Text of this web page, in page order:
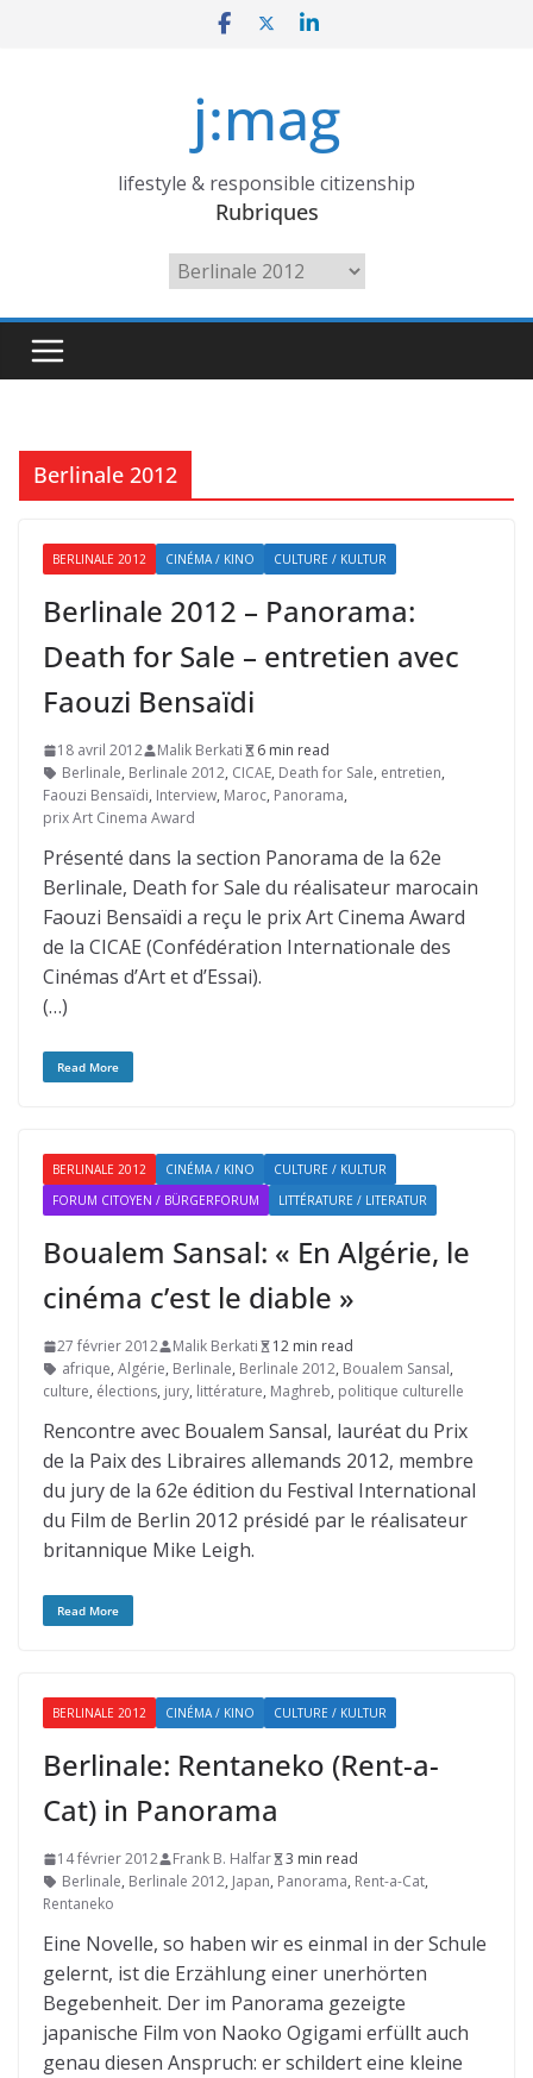
j:mag
lifestyle & responsible citizenship
Rubriques
Rubriques
Berlinale 2012
BERLINALE 2012 CINÉMA / KINO CULTURE / KULTUR
Berlinale 2012 – Panorama:
Death for Sale – entretien avec
Faouzi Bensaïdi
18 avril 2012 Malik Berkati
6 min read
Berlinale, Berlinale 2012, CICAE, Death for Sale, entretien,
Faouzi Bensaïdi, Interview, Maroc, Panorama,
prix Art Cinema Award
Présenté dans la section Panorama de la 62e
Berlinale, Death for Sale du réalisateur marocain
Faouzi Bensaïdi a reçu le prix Art Cinema Award
de la CICAE (Confédération Internationale des
Cinémas d’Art et d’Essai).
(…)
Read More
BERLINALE 2012 CINÉMA / KINO
CULTURE / KULTUR
FORUM CITOYEN / BÜRGERFORUM
LITTÉRATURE / LITERATUR
Boualem Sansal: « En Algérie, le
cinéma c’est le diable »
27 février 2012 Malik Berkati
12 min read
afrique, Algérie, Berlinale, Berlinale 2012, Boualem Sansal,
culture, élections, jury, littérature, Maghreb, politique culturelle
Rencontre avec Boualem Sansal, lauréat du Prix
de la Paix des Libraires allemands 2012, membre
du jury de la 62e édition du Festival International
du Film de Berlin 2012 présidé par le réalisateur
britannique Mike Leigh.
Read More
BERLINALE 2012 CINÉMA / KINO CULTURE / KULTUR
Berlinale: Rentaneko (Rent-a-
Cat) in Panorama
14 février 2012 Frank B. Halfar
3 min read
Berlinale, Berlinale 2012, Japan, Panorama, Rent-a-Cat,
Rentaneko
Eine Novelle, so haben wir es einmal in der Schule
gelernt, ist die Erzählung einer unerhörten
Begebenheit. Der im Panorama gezeigte
japanische Film von Naoko Ogigami erfüllt auch
genau diesen Anspruch: er schildert eine kleine